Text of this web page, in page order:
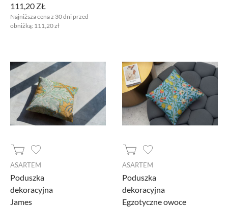
111,20 ZŁ
Najniższa cena z 30 dni przed
obniżką: 111,20 zł
ASARTEM
Poduszka
dekoracyjna
James
ASARTEM
Poduszka
dekoracyjna
Egzotyczne owoce